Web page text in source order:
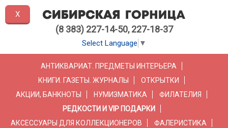
(8 383) 227-14-50, 227-18-37
Select Language ▼
АНТИКВАРИАТ. ПРЕДМЕТЫ ИНТЕРЬЕРА
КНИГИ. ГАЗЕТЫ. ЖУРНАЛЫ
ОТКРЫТКИ
АКЦИИ, БАНКНОТЫ
НУМИЗМАТИКА
ФИЛАТЕЛИЯ
РЕДКОСТИ И VIP ПОДАРКИ
АКСЕССУАРЫ ДЛЯ КОЛЛЕКЦИОНЕРОВ
ФАЛЕРИСТИКА
X